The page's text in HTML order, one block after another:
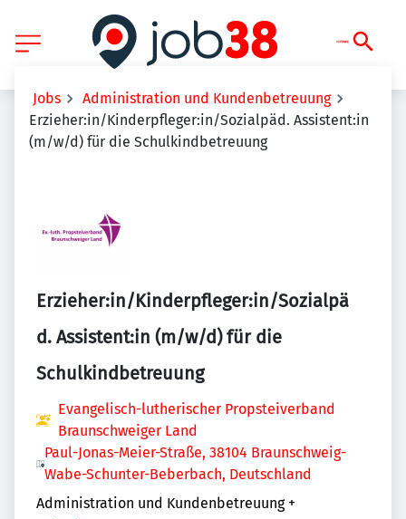
Jobs
Administration und Kundenbetreuung
Erzieher:in/Kinderpfleger:in/Sozialpäd. Assistent:in
(m/w/d) für die Schulkindbetreuung
Erzieher:in/Kinderpfleger:in/Sozialpä
d. Assistent:in (m/w/d) für die
Schulkindbetreuung
Evangelisch-lutherischer Propsteiverband
Braunschweiger Land
Paul-Jonas-Meier-Straße, 38104 Braunschweig-
Wabe-Schunter-Beberbach, Deutschland
Administration und Kundenbetreuung +